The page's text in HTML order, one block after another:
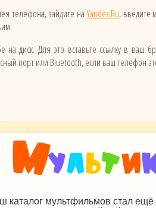
телефона, зайдите на Yandex.Ru, введите
на диск. Для это вставьте ссылку в ваш
порт или Bluetooth, если ваш телефон
каталог мультфильмов стал ещё